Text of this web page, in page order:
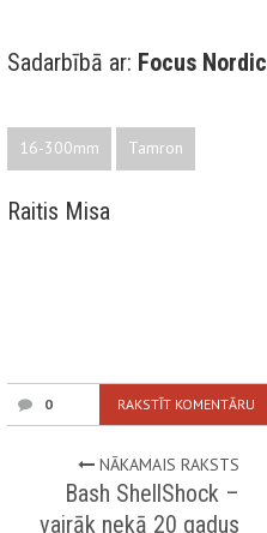
Sadarbībā ar: Focus Nordic
16-300mm Tamron
Raitis Misa
0 RAKSTĪT KOMENTĀRU
NĀKAMAIS RAKSTS
Bash ShellShock –
vairāk nekā 20 gadus